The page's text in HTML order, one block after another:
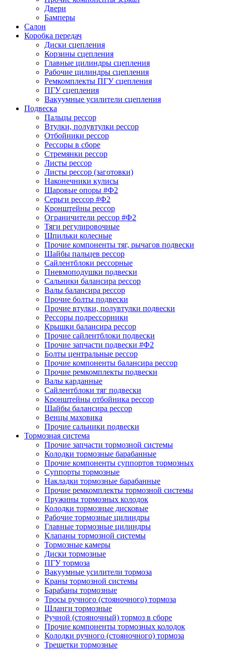
Двери
Бамперы
Салон
Коробка передач
Диски сцепления
Корзины сцепления
Главные цилиндры сцепления
Рабочие цилиндры сцепления
Ремкомплекты ПГУ сцепления
ПГУ сцепления
Вакуумные усилители сцепления
Подвеска
Пальцы рессор
Втулки, полувтулки рессор
Отбойники рессор
Рессоры в сборе
Стремянки рессор
Листы рессор
Листы рессор (заготовки)
Наконечники кулисы
Шаровые опоры #Ф2
Серьги рессор #Ф2
Кронштейны рессор
Ограничители рессор #Ф2
Тяги регулировочные
Шпильки колесные
Прочие компоненты тяг, рычагов подвески
Шайбы пальцев рессор
Сайлентблоки рессорные
Пневмоподушки подвески
Сальники балансира рессор
Валы балансира рессор
Прочие болты подвески
Прочие втулки, полувтулки подвески
Рессоры подрессорники
Крышки балансира рессор
Прочие сайлентблоки подвески
Прочие запчасти подвески #Ф2
Болты центральные рессор
Прочие компоненты балансира рессор
Прочие ремкомплекты подвески
Валы карданные
Сайлентблоки тяг подвески
Кронштейны отбойника рессор
Шайбы балансира рессор
Венцы маховика
Прочие сальники подвески
Тормозная система
Прочие запчасти тормозной системы
Колодки тормозные барабанные
Прочие компоненты суппортов тормозных
Суппорты тормозные
Накладки тормозные барабанные
Прочие ремкомплекты тормозной системы
Пружины тормозных колодок
Колодки тормозные дисковые
Рабочие тормозные цилиндры
Главные тормозные цилиндры
Клапаны тормозной системы
Тормозные камеры
Диски тормозные
ПГУ тормоза
Вакуумные усилители тормоза
Краны тормозной системы
Барабаны тормозные
Тросы ручного (стояночного) тормоза
Шланги тормозные
Ручной (стояночный) тормоз в сборе
Прочие компоненты тормозных колодок
Колодки ручного (стояночного) тормоза
Трещетки тормозные